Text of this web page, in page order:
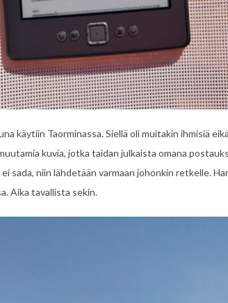
käytiin Taorminassa. Siellä oli muitakin ihmisiä
kuvia, jotka taidan julkaista omana
ei sada, niin lähdetään varmaan johonkin retkelle.
Aika tavallista sekin.